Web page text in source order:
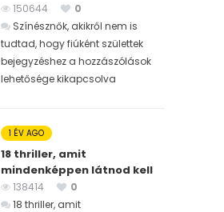
150644
0
Színésznők, akikről nem is
tudtad, hogy fiúként születtek
bejegyzéshez a hozzászólások
lehetősége kikapcsolva
1 ÉV AGO
18 thriller, amit
mindenképpen látnod kell
138414
0
18 thriller, amit